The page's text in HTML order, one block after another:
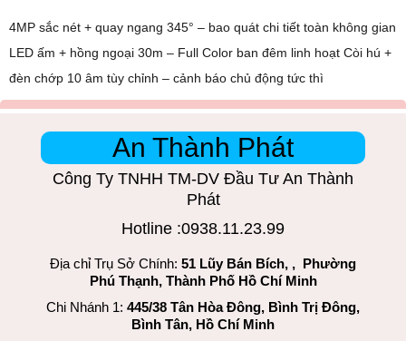
4MP sắc nét + quay ngang 345° – bao quát chi tiết toàn không gian
LED ấm + hồng ngoại 30m – Full Color ban đêm linh hoạt Còi hú +
đèn chớp 10 âm tùy chỉnh – cảnh báo chủ động tức thì
An Thành Phát
Công Ty TNHH TM-DV Đầu Tư An Thành
Phát
Hotline :0938.11.23.99
Địa chỉ Trụ Sở Chính: 51 Lũy Bán Bích, , Phường
Phú Thạnh, Thành Phố Hồ Chí Minh
Chi Nhánh 1: 445/38 Tân Hòa Đông, Bình Trị Đông,
Bình Tân, Hồ Chí Minh